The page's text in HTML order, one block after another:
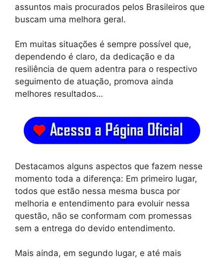
assuntos mais procurados pelos Brasileiros que
buscam uma melhora geral.
Em muitas situações é sempre possível que,
dependendo é claro, da dedicação e da
resiliência de quem adentra para o respectivo
seguimento de atuação, promova ainda
melhores resultados…
Destacamos alguns aspectos que fazem nesse
momento toda a diferença: Em primeiro lugar,
todos que estão nessa mesma busca por
melhoria e entendimento para evoluir nessa
questão, não se conformam com promessas
sem a entrega do devido entendimento.
Mais ainda, em segundo lugar, e até mais